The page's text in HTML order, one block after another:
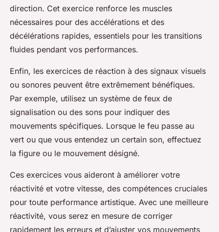
direction. Cet exercice renforce les muscles
nécessaires pour des accélérations et des
décélérations rapides, essentiels pour les transitions
fluides pendant vos performances.
Enfin, les exercices de réaction à des signaux visuels
ou sonores peuvent être extrêmement bénéfiques.
Par exemple, utilisez un système de feux de
signalisation ou des sons pour indiquer des
mouvements spécifiques. Lorsque le feu passe au
vert ou que vous entendez un certain son, effectuez
la figure ou le mouvement désigné.
Ces exercices vous aideront à améliorer votre
réactivité et votre vitesse, des compétences cruciales
pour toute performance artistique. Avec une meilleure
réactivité, vous serez en mesure de corriger
rapidement les erreurs et d’ajuster vos mouvements